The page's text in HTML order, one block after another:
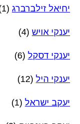
יחיאל זילברברג (1)
יענקי אויש (4)
יענקי דסקל (6)
יענקי היל (12)
יעקב ישראל (1)